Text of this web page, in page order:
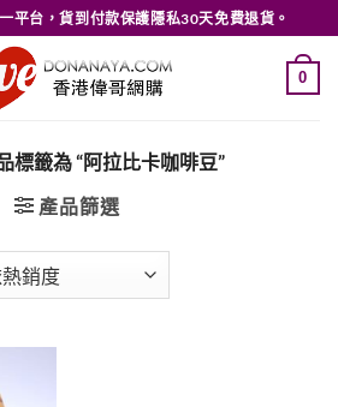
平台，貨到付款保護隱私30天免費退貨。
0
標籤為 “阿拉比卡咖啡豆”
產品篩選